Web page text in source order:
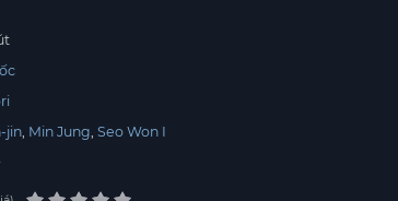
jin Min Jung Seo Won I